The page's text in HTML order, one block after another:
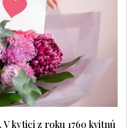
kytici z roku 1760 kvitnú